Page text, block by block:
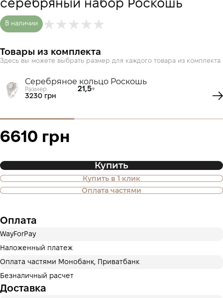
серебряный набор Роскошь
В наличии
Товары из комплекта
Здесь вы можете выбрать размер для каждого товара из комплекта
Серебряное кольцо Роскошь
Размер 21,5
3230 грн
6610 грн
Купить
Купить в 1 клик
Оплата частями
Также доступна покупка товара в
оплату частями
Оплату можно разделить на 2 или 3 платежа. Без
дополнительных комиссий для покупателей.
3 месяцы
Оплата
WayForPay
Наложенный платеж
Оплата частями Монобанк, Приватбанк
Безналичный расчет
Доставка